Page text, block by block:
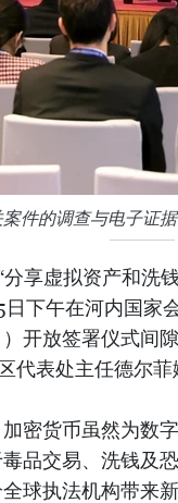
件的调查与电子证
享虚拟资产和洗
下午在河内国家
开放签署仪式间
代表处主任德尔菲
密货币虽然为数
品交易、洗钱及
球执法机构带来